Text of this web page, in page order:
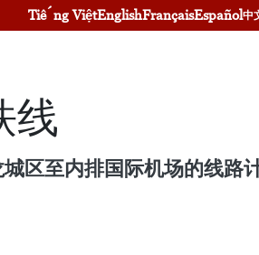
Tiếng ViệtEnglishFrançaisEspañol中
线
区至内排国际机场的线路